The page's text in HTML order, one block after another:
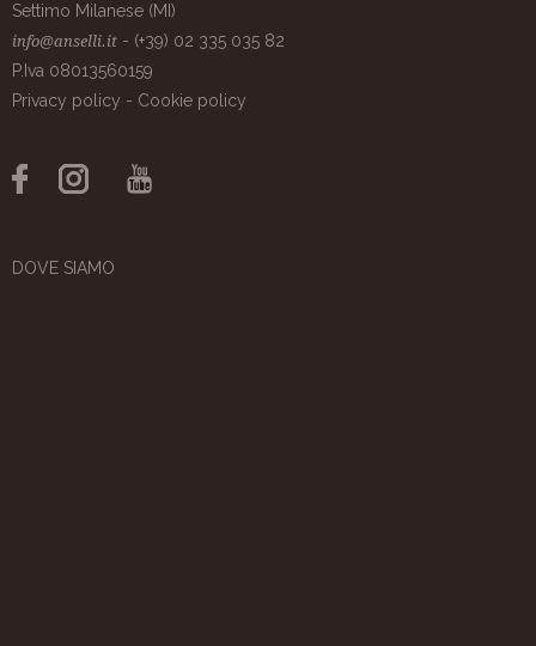
Settimo Milanese (MI)
info@anselli.it - (+39) 02 335 035 82
P.Iva 08013560159
Privacy policy - Cookie policy
DOVE SIAMO